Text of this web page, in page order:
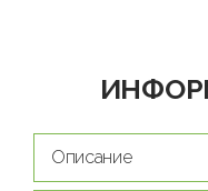
Описание